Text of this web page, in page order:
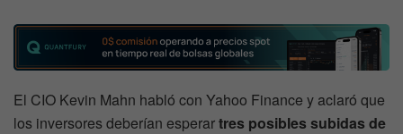
El CIO Kevin Mahn habló con Yahoo Finance y aclaró que
los inversores deberían esperartres posibles subidas de